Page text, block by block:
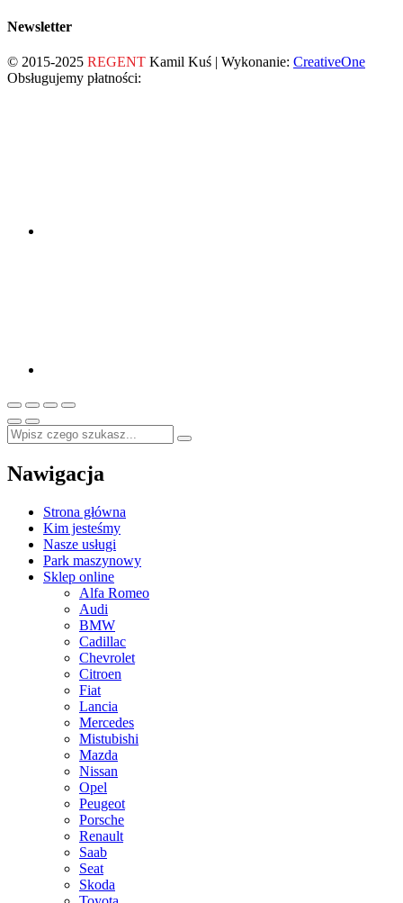
Newsletter
© 2015-2025 REGENT Kamil Kuś | Wykonanie: CreativeOne
Obsługujemy płatności:
Nawigacja
Strona główna
Kim jesteśmy
Nasze usługi
Park maszynowy
Sklep online
Alfa Romeo
Audi
BMW
Cadillac
Chevrolet
Citroen
Fiat
Lancia
Mercedes
Mistubishi
Mazda
Nissan
Opel
Peugeot
Porsche
Renault
Saab
Seat
Skoda